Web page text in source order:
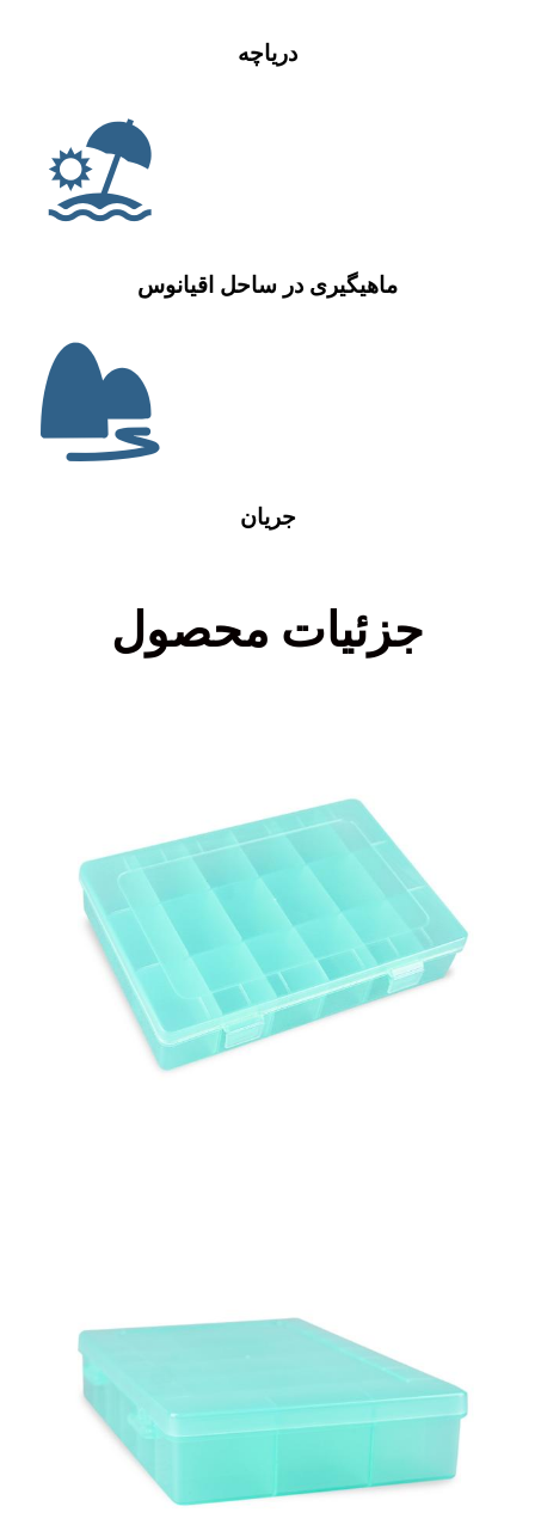
دریاچه
ماهیگیری در ساحل اقیانوس
جریان
جزئیات محصول